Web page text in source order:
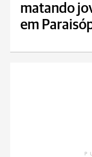
matando
em